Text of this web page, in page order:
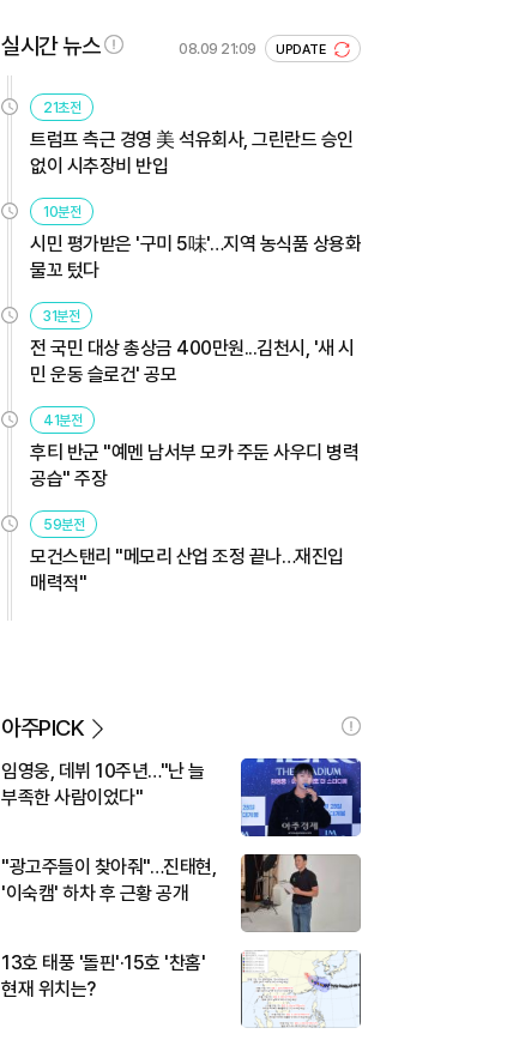
실시간 뉴스 08.09 21:09 UPDATE
21초전
트럼프 측근 경영 美 석유회사, 그린란드 승인
없이 시추장비 반입
10분전
시민 평가받은 '구미 5味'…지역 농식품 상용화
물꼬 텄다
31분전
전 국민 대상 총상금 400만원...김천시, '새 시
민 운동 슬로건' 공모
41분전
후티 반군 "예멘 남서부 모카 주둔 사우디 병력
공습" 주장
59분전
모건스탠리 "메모리 산업 조정 끝나…재진입
매력적"
아주PICK
임영웅, 데뷔 10주년…"난 늘
부족한 사람이었다"
"광고주들이 찾아줘"…진태현,
'이숙캠' 하차 후 근황 공개
13호 태풍 '돌핀'·15호 '찬홈'
현재 위치는?